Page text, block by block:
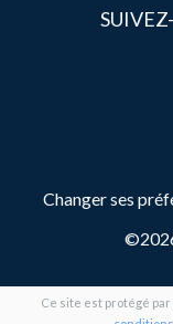
Changer ses
Ce site est protégé